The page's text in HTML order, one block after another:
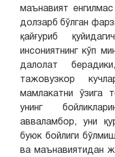
маънавият
долзарб бўлган
қайғуриб
инсониятнинг кўп
далолат
тажовузкор
мамлакатни ўзига
унинг
авваламбор, уни
буюк бойлиги
ва маънавиятидан